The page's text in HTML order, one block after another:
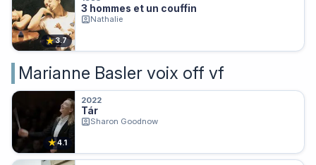
★3.7
3 hommes et un couffin
Nathalie
Marianne Basler voix off vf
★4.1
2022
Tár
Sharon Goodnow